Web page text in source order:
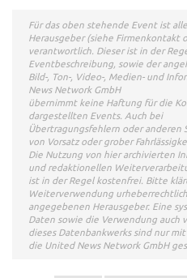
Für das oben stehende Event ist
Herausgeber (siehe Firmenkontakt
verantwortlich. Dieser ist in der
Eventbeschreibung, sowie der
Bild-, Ton-, Video-, Medien- und
News Network GmbH
übernimmt keine Haftung für die
dargestellten Events. Auch bei
Übertragungsfehlern oder anderen
von Vorsatz oder grober
Die Nutzung von hier archivierten
und redaktionellen
ist in der Regel kostenfrei. Bitte
Weiterverwendung
angegebenen Herausgeber. Eine
Daten sowie die Verwendung auch
dieses Datenbankwerks sind nur
die United News Network GmbH